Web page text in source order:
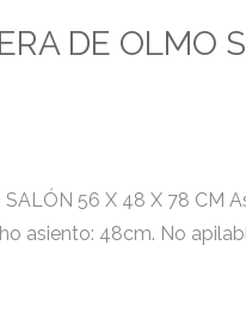
DE OLMO
56 X 48 X 78 CM
asiento: 48cm. No